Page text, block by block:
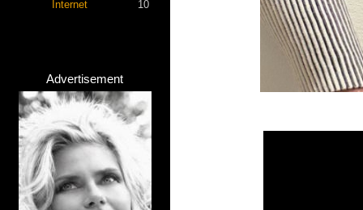
Internet 10
Advertisement